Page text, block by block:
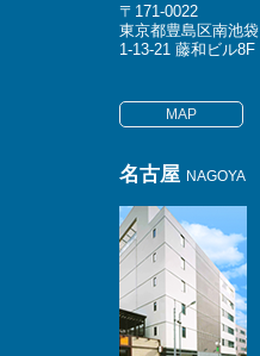
〒171-0022
東京都豊島区南池袋
1-13-21 藤和ビル8F
MAP
名古屋 NAGOYA